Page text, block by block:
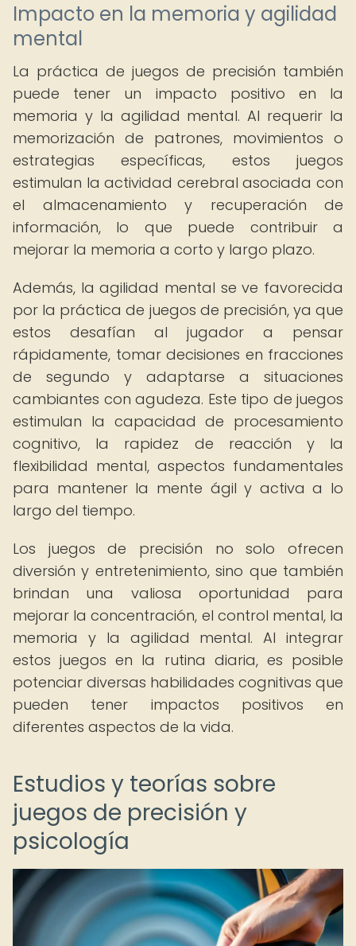
Impacto en la memoria y agilidad
mental
La práctica de juegos de precisión también
puede tener un impacto positivo en la
memoria y la agilidad mental. Al requerir la
memorización de patrones, movimientos o
estrategias específicas, estos juegos
estimulan la actividad cerebral asociada con
el almacenamiento y recuperación de
información, lo que puede contribuir a
mejorar la memoria a corto y largo plazo.
Además, la agilidad mental se ve favorecida
por la práctica de juegos de precisión, ya que
estos desafían al jugador a pensar
rápidamente, tomar decisiones en fracciones
de segundo y adaptarse a situaciones
cambiantes con agudeza. Este tipo de juegos
estimulan la capacidad de procesamiento
cognitivo, la rapidez de reacción y la
flexibilidad mental, aspectos fundamentales
para mantener la mente ágil y activa a lo
largo del tiempo.
Los juegos de precisión no solo ofrecen
diversión y entretenimiento, sino que también
brindan una valiosa oportunidad para
mejorar la concentración, el control mental, la
memoria y la agilidad mental. Al integrar
estos juegos en la rutina diaria, es posible
potenciar diversas habilidades cognitivas que
pueden tener impactos positivos en
diferentes aspectos de la vida.
Estudios y teorías sobre
juegos de precisión y
psicología